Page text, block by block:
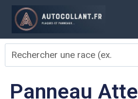
Panneau